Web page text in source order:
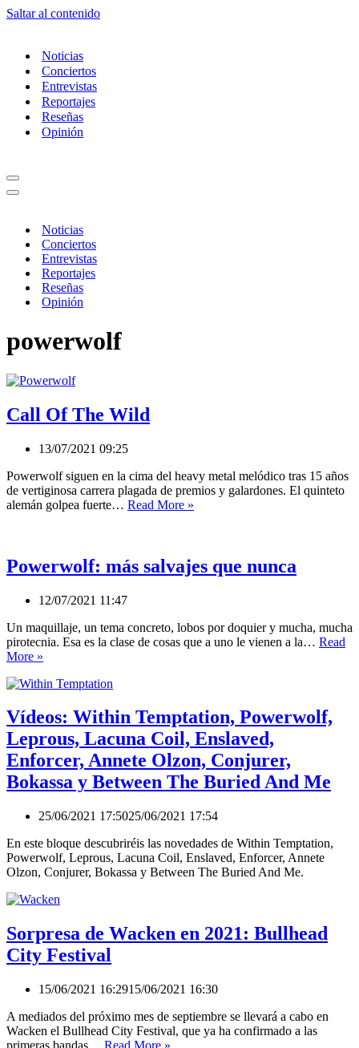
Saltar al contenido
Noticias
Conciertos
Entrevistas
Reportajes
Reseñas
Opinión
Menú
de
Menú
Noticias
Conciertos
Entrevistas
Reportajes
Reseñas
Opinión
powerwolf
Call Of The Wild
13/07/2021 09:25
Powerwolf siguen en la cima del heavy metal melódico tras 15 años
de vertiginosa carrera plagada de premios y galardones. El quinteto
alemán golpea fuerte… Read More »
Powerwolf: más salvajes que nunca
12/07/2021 11:47
Un maquillaje, un tema concreto, lobos por doquier y mucha, mucha
pirotecnia. Esa es la clase de cosas que a uno le vienen a la… Read
More »
salvajes
nunca
Vídeos: Within Temptation, Powerwolf,
Leprous, Lacuna Coil, Enslaved,
Enforcer, Annete Olzon, Conjurer,
Bokassa y Between The Buried And Me
25/06/2021 17:5025/06/2021 17:54
En este bloque descubriréis las novedades de Within Temptation,
Powerwolf, Leprous, Lacuna Coil, Enslaved, Enforcer, Annete
Olzon, Conjurer, Bokassa y Between The Buried And Me.
Sorpresa de Wacken en 2021: Bullhead
City Festival
15/06/2021 16:2915/06/2021 16:30
A mediados del próximo mes de septiembre se llevará a cabo en
Wacken el Bullhead City Festival, que ya ha confirmado a las